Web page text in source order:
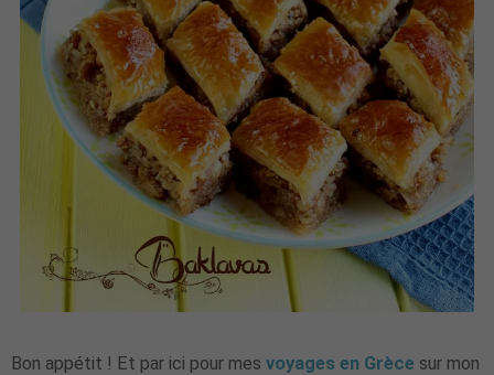
Bon appétit ! Et par ici pour mes voyages en Grèce sur mon